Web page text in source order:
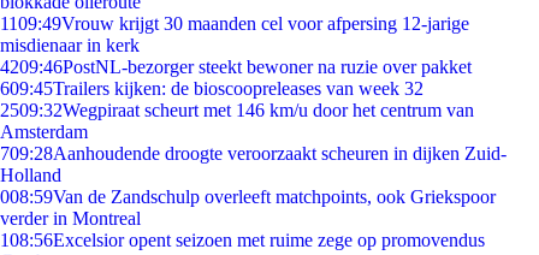
1109:49Vrouw krijgt 30 maanden cel voor afpersing 12-jarige
misdienaar in kerk
4209:46PostNL-bezorger steekt bewoner na ruzie over pakket
609:45Trailers kijken: de bioscoopreleases van week 32
2509:32Wegpiraat scheurt met 146 km/u door het centrum van
Amsterdam
709:28Aanhoudende droogte veroorzaakt scheuren in dijken Zuid-
Holland
008:59Van de Zandschulp overleeft matchpoints, ook Griekspoor
verder in Montreal
108:56Excelsior opent seizoen met ruime zege op promovendus